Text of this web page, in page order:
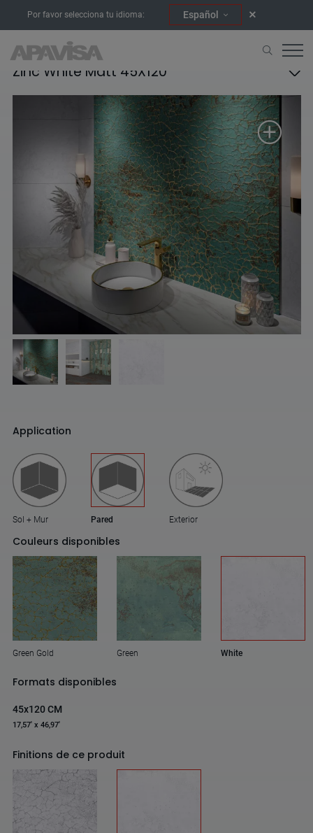
Por favor selecciona tu idioma: Español
Zinc White Matt 45X120
Application
Sol + Mur Pared Exterior
Couleurs disponibles
Green Gold Green White
Formats disponibles
45x120 CM
17,57' x 46,97'
Finitions de ce produit